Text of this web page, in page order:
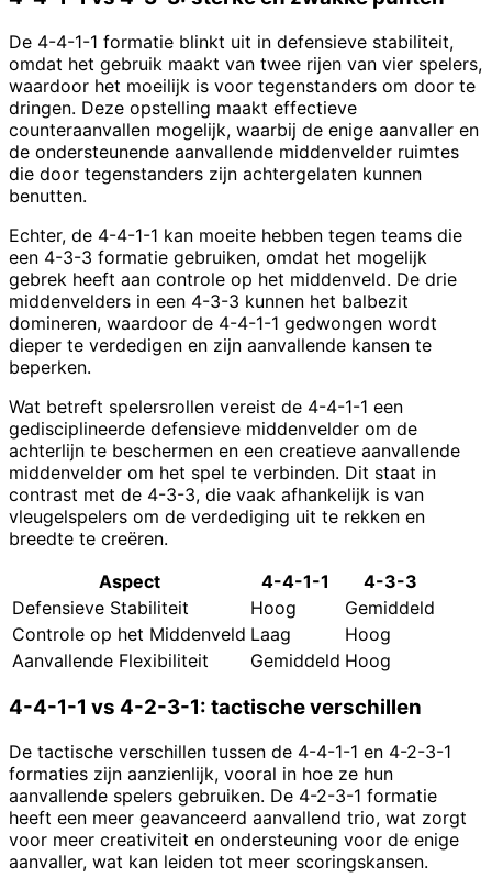
De 4-4-1-1 formatie blinkt uit in defensieve stabiliteit,
omdat het gebruik maakt van twee rijen van vier spelers,
waardoor het moeilijk is voor tegenstanders om door te
dringen. Deze opstelling maakt effectieve
counteraanvallen mogelijk, waarbij de enige aanvaller en
de ondersteunende aanvallende middenvelder ruimtes
die door tegenstanders zijn achtergelaten kunnen
benutten.
Echter, de 4-4-1-1 kan moeite hebben tegen teams die
een 4-3-3 formatie gebruiken, omdat het mogelijk
gebrek heeft aan controle op het middenveld. De drie
middenvelders in een 4-3-3 kunnen het balbezit
domineren, waardoor de 4-4-1-1 gedwongen wordt
dieper te verdedigen en zijn aanvallende kansen te
beperken.
Wat betreft spelersrollen vereist de 4-4-1-1 een
gedisciplineerde defensieve middenvelder om de
achterlijn te beschermen en een creatieve aanvallende
middenvelder om het spel te verbinden. Dit staat in
contrast met de 4-3-3, die vaak afhankelijk is van
vleugelspelers om de verdediging uit te rekken en
breedte te creëren.
Aspect
4-4-1-1
4-3-3
Defensieve Stabiliteit
Hoog
Gemiddeld
Controle op het Middenveld Laag
Hoog
Aanvallende Flexibiliteit
Gemiddeld Hoog
4-4-1-1 vs 4-2-3-1: tactische verschillen
De tactische verschillen tussen de 4-4-1-1 en 4-2-3-1
formaties zijn aanzienlijk, vooral in hoe ze hun
aanvallende spelers gebruiken. De 4-2-3-1 formatie
heeft een meer geavanceerd aanvallend trio, wat zorgt
voor meer creativiteit en ondersteuning voor de enige
aanvaller, wat kan leiden tot meer scoringskansen.